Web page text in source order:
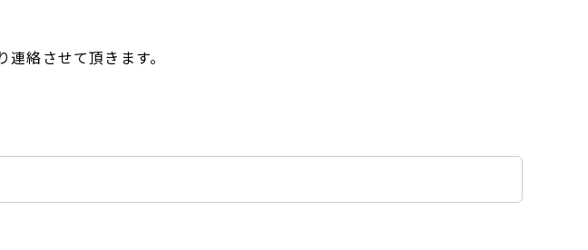
絡させて頂きます。